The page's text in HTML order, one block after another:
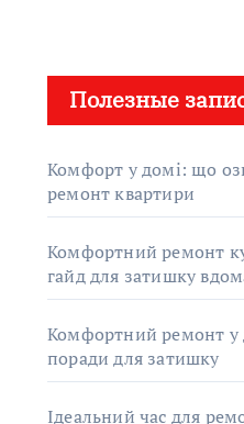
Полезные
Комфорт у домі: що
ремонт квартири
Комфортний ремонт
гайд для затишку
Комфортний ремонт у
поради для затишку
Ідеальний час для